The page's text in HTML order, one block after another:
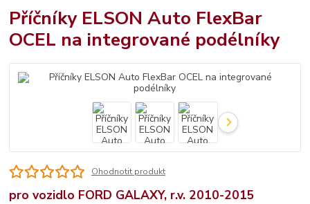
Příčníky ELSON Auto FlexBar
OCEL na integrované podélníky
Ohodnotit produkt
pro vozidlo FORD GALAXY, r.v. 2010-2015